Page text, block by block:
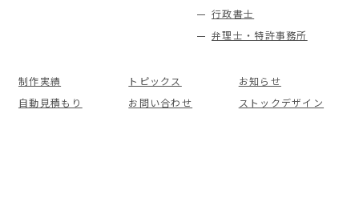
行政書士
弁理士・特許事務所
制作実績 トピックス
お知らせ
自動見積もり
お問い合わせ ストックデザイン